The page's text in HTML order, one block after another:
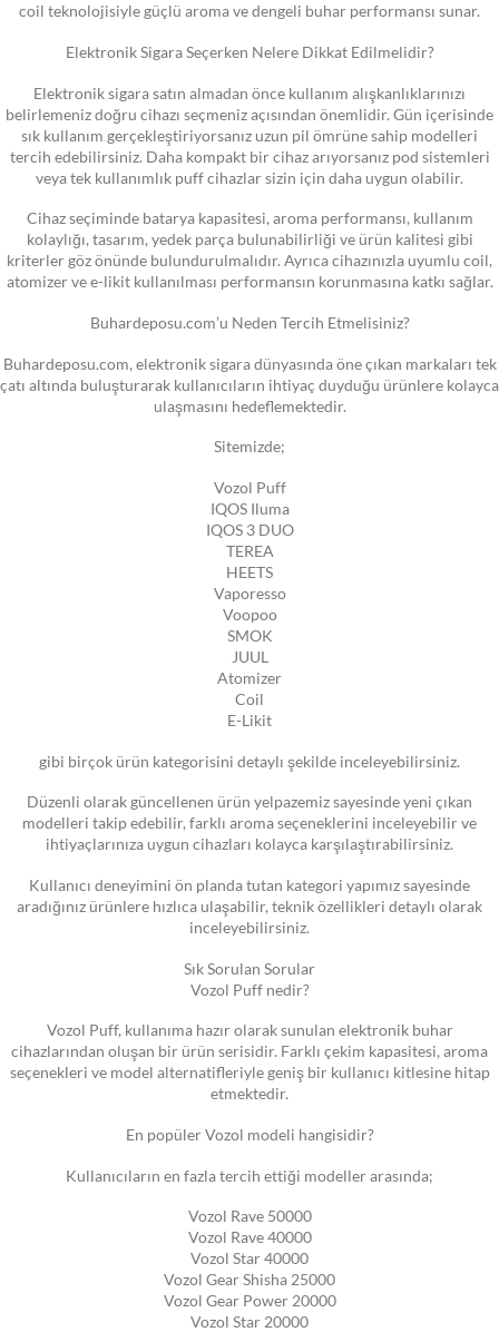
coil teknolojisiyle güçlü aroma ve dengeli buhar performansı sunar.
Elektronik Sigara Seçerken Nelere Dikkat Edilmelidir?
Elektronik sigara satın almadan önce kullanım alışkanlıklarınızı
belirlemeniz doğru cihazı seçmeniz açısından önemlidir. Gün içerisinde
sık kullanım gerçekleştiriyorsanız uzun pil ömrüne sahip modelleri
tercih edebilirsiniz. Daha kompakt bir cihaz arıyorsanız pod sistemleri
veya tek kullanımlık puff cihazlar sizin için daha uygun olabilir.
Cihaz seçiminde batarya kapasitesi, aroma performansı, kullanım
kolaylığı, tasarım, yedek parça bulunabilirliği ve ürün kalitesi gibi
kriterler göz önünde bulundurulmalıdır. Ayrıca cihazınızla uyumlu coil,
atomizer ve e-likit kullanılması performansın korunmasına katkı sağlar.
Buhardeposu.com’u Neden Tercih Etmelisiniz?
Buhardeposu.com, elektronik sigara dünyasında öne çıkan markaları tek
çatı altında buluşturarak kullanıcıların ihtiyaç duyduğu ürünlere kolayca
ulaşmasını hedeflemektedir.
Sitemizde;
Vozol Puff
IQOS Iluma
IQOS 3 DUO
TEREA
HEETS
Vaporesso
Voopoo
SMOK
JUUL
Atomizer
Coil
E-Likit
gibi birçok ürün kategorisini detaylı şekilde inceleyebilirsiniz.
Düzenli olarak güncellenen ürün yelpazemiz sayesinde yeni çıkan
modelleri takip edebilir, farklı aroma seçeneklerini inceleyebilir ve
ihtiyaçlarınıza uygun cihazları kolayca karşılaştırabilirsiniz.
Kullanıcı deneyimini ön planda tutan kategori yapımız sayesinde
aradığınız ürünlere hızlıca ulaşabilir, teknik özellikleri detaylı olarak
inceleyebilirsiniz.
Sık Sorulan Sorular
Vozol Puff nedir?
Vozol Puff, kullanıma hazır olarak sunulan elektronik buhar
cihazlarından oluşan bir ürün serisidir. Farklı çekim kapasitesi, aroma
seçenekleri ve model alternatifleriyle geniş bir kullanıcı kitlesine hitap
etmektedir.
En popüler Vozol modeli hangisidir?
Kullanıcıların en fazla tercih ettiği modeller arasında;
Vozol Rave 50000
Vozol Rave 40000
Vozol Star 40000
Vozol Gear Shisha 25000
Vozol Gear Power 20000
Vozol Star 20000